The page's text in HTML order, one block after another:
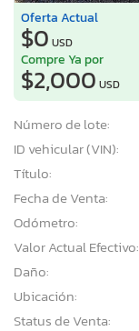
Oferta Actual
$0 USD
Compre Ya por
$2,000 USD
Número de lote:
ID vehicular (VIN):
Título:
Fecha de Venta:
Odómetro:
Valor Actual Efectivo:
Daño:
Ubicación:
Status de Venta: